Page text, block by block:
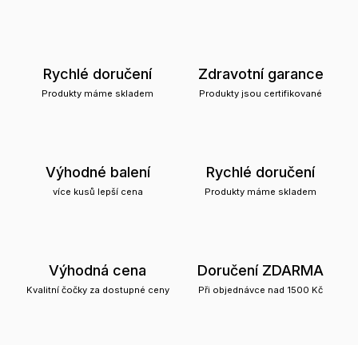
Rychlé doručení
Produkty máme skladem
Zdravotní garance
Produkty jsou certifikované
Výhodné balení
více kusů lepší cena
Rychlé doručení
Produkty máme skladem
Výhodná cena
Kvalitní čočky za dostupné ceny
Doručení ZDARMA
Při objednávce nad 1500 Kč